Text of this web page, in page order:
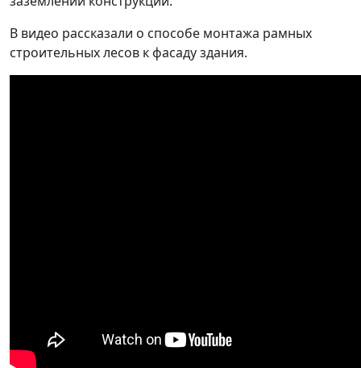
В видео рассказали о способе монтажа рамных
строительных лесов к фасаду здания.